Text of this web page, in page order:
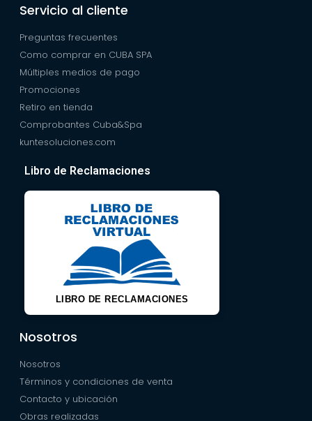
Servicio al cliente
Preguntas frecuentes
Como comprar en CUBA SPA
Múltiples medios de pago
Promociones
Retiro en tienda
Comprobantes Cuba&Spa
kuntesoluciones.com
Libro de Reclamaciones
LIBRO DE RECLAMACIONES
Nosotros
Nosotros
Términos y condiciones de venta
Contacto y ubicación
Obras realizadas